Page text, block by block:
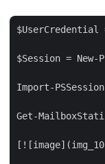
$UserCredential
$Session =
Import-
Get-